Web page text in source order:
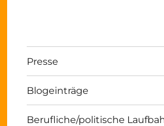
Presse
Blogeinträge
Berufliche/politische